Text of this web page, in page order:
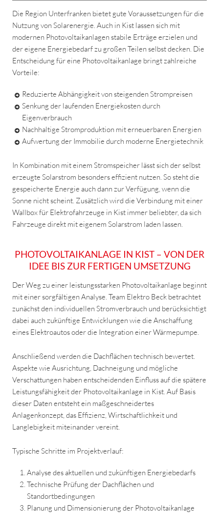
Die Region Unterfranken bietet gute Voraussetzungen für die
Nutzung von Solarenergie. Auch in Kist lassen sich mit
modernen Photovoltaikanlagen stabile Erträge erzielen und
der eigene Energiebedarf zu großen Teilen selbst decken. Die
Entscheidung für eine Photovoltaikanlage bringt zahlreiche
Vorteile:
Reduzierte Abhängigkeit von steigenden Strompreisen
Senkung der laufenden Energiekosten durch
Eigenverbrauch
Nachhaltige Stromproduktion mit erneuerbaren Energien
Aufwertung der Immobilie durch moderne Energietechnik
In Kombination mit einem Stromspeicher lässt sich der selbst
erzeugte Solarstrom besonders effizient nutzen. So steht die
gespeicherte Energie auch dann zur Verfügung, wenn die
Sonne nicht scheint. Zusätzlich wird die Verbindung mit einer
Wallbox für Elektrofahrzeuge in Kist immer beliebter, da sich
Fahrzeuge direkt mit eigenem Solarstrom laden lassen.
PHOTOVOLTAIKANLAGE IN KIST – VON DER
IDEE BIS ZUR FERTIGEN UMSETZUNG
Der Weg zu einer leistungsstarken Photovoltaikanlage beginnt
mit einer sorgfältigen Analyse. Team Elektro Beck betrachtet
zunächst den individuellen Stromverbrauch und berücksichtigt
dabei auch zukünftige Entwicklungen wie die Anschaffung
eines Elektroautos oder die Integration einer Wärmepumpe.
Anschließend werden die Dachflächen technisch bewertet.
Aspekte wie Ausrichtung, Dachneigung und mögliche
Verschattungen haben entscheidenden Einfluss auf die spätere
Leistungsfähigkeit der Photovoltaikanlage in Kist. Auf Basis
dieser Daten entsteht ein maßgeschneidertes
Anlagenkonzept, das Effizienz, Wirtschaftlichkeit und
Langlebigkeit miteinander vereint.
Typische Schritte im Projektverlauf:
Analyse des aktuellen und zukünftigen Energiebedarfs
Technische Prüfung der Dachflächen und
Standortbedingungen
Planung und Dimensionierung der Photovoltaikanlage